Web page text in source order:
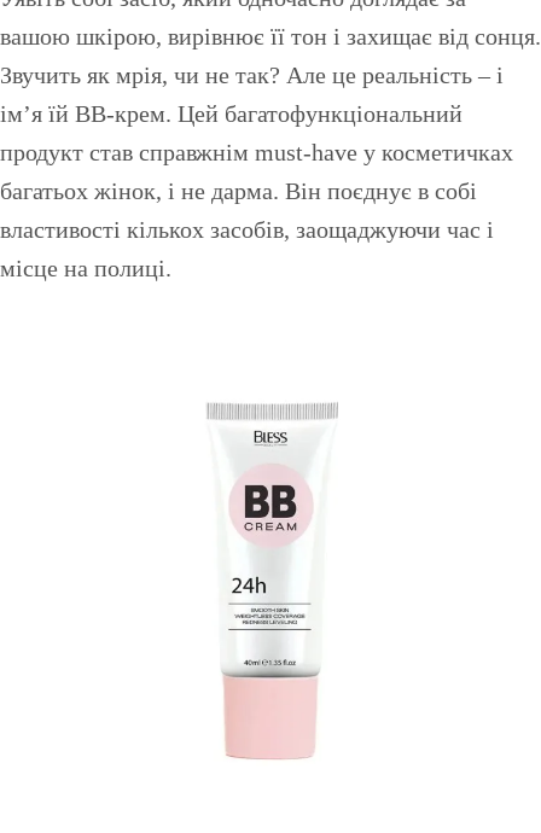
вашою шкірою, вирівнює її тон і захищає від сонця.
Звучить як мрія, чи не так? Але це реальність – і
ім’я їй BB-крем. Цей багатофункціональний
продукт став справжнім must-have у косметичках
багатьох жінок, і не дарма. Він поєднує в собі
властивості кількох засобів, заощаджуючи час і
місце на полиці.